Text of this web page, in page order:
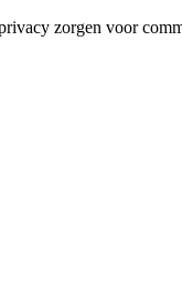
zorgen voor